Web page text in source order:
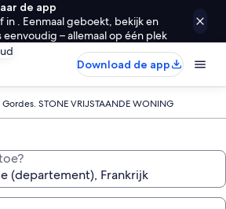
de app
in . Eenmaal geboekt, bekijk en
eenvoudig – allemaal op één plek
Download de app
STONE VRIJSTAANDE WONING